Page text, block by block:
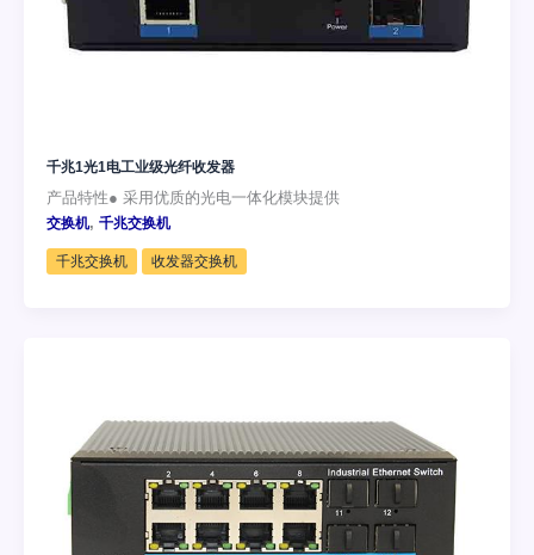
千兆1光1电工业级光纤收发器
产品特性● 采用优质的光电一体化模块提供
交换机, 千兆交换机
千兆交换机 收发器交换机